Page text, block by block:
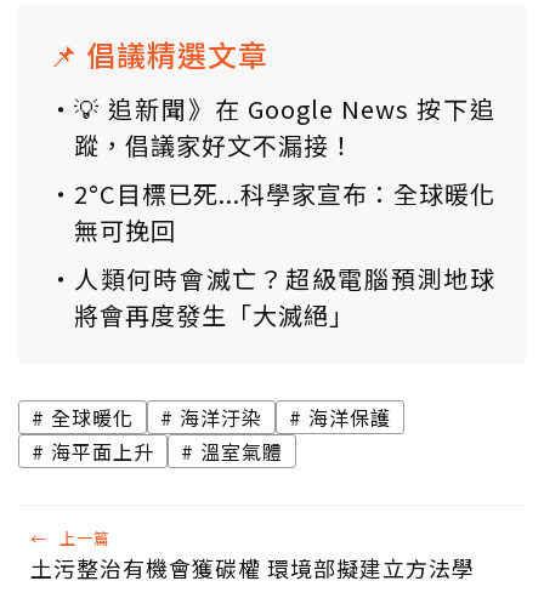
📌 倡議精選文章
💡 追新聞》在 Google News 按下追
蹤，倡議家好文不漏接！
2°C目標已死...科學家宣布：全球暖化
無可挽回
人類何時會滅亡？超級電腦預測地球
將會再度發生「大滅絕」
全球暖化 海洋汙染
海洋保護
海平面上升
溫室氣體
← 上一篇
土污整治有機會獲碳權 環境部擬建立方法學